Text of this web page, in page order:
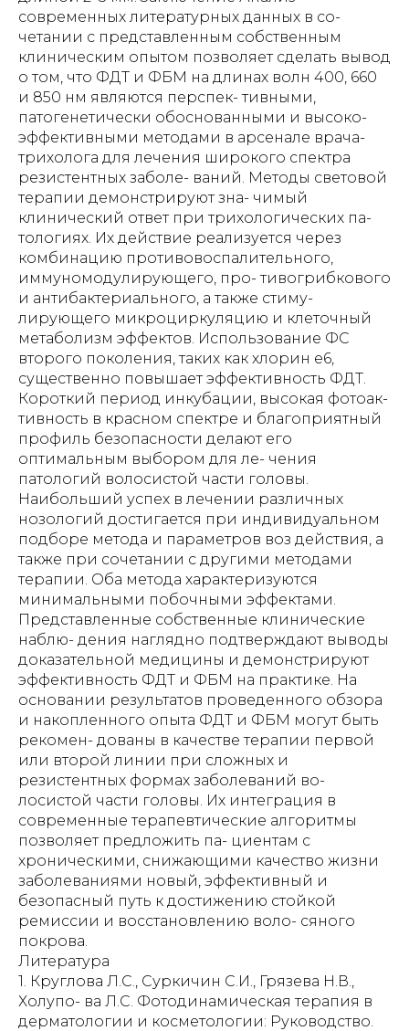
Литература
1. Круглова Л.С., Суркичин С.И., Грязева Н.В.,
Холупо- ва Л.С. Фотодинамическая терапия в
дерматологии и косметологии: Руководство.